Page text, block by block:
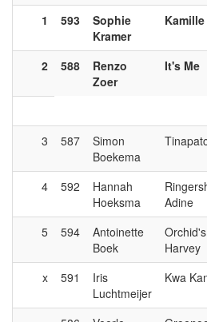
1
593
Sophie
Kramer
Kamille
2 588
Renzo
Zoer
It's Me
3 587
Simon
Boekema
4 592
Hannah
Hoeksma
Adine
5 594
Antoinette
Boek
Orchid's
Harvey
x 591
Iris
Luchtmeijer
Kwa